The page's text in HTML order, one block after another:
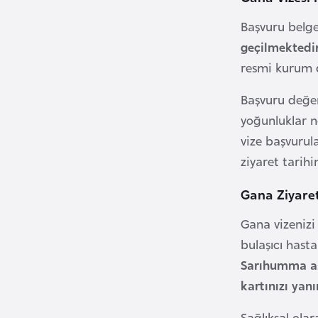
Başvuru
resmi kurum
Başvuru
yoğunluklar
vize
ziyaret
Gana
Gana vizenizi
bulaşıcı
Sarıhumma
kartınızı